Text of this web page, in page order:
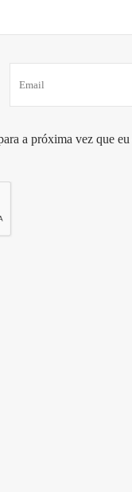
a próxima vez que eu